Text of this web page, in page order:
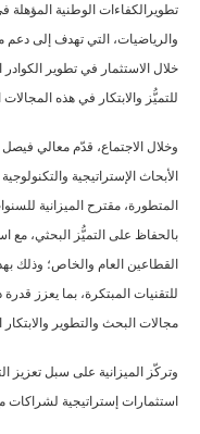
تطويرالكفاءات الوطنية المؤهلة
والرياضيات، التي تهدف إلى دعم
خلال الاستثمار في تطوير
للتميُّز والابتكار في هذه المجالات
وخلال الاجتماع، قدّم معالي
الأبحاث الإستراتيجية
المتطورة، مقترح الميزانية
بالحفاظ على التميُّز البحثي،
القطاعين العام والخاص؛ وذلك
للتقنيات المبتكرة، بما يعزز
مجالات البحث والتطوير والابتكار
وتركّز الميزانية على سبل
استثمارات إستراتيجية